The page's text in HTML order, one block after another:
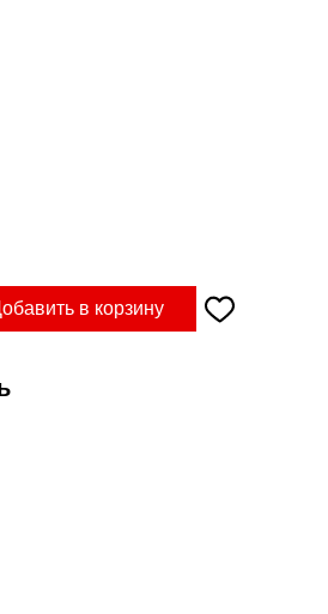
в корзину